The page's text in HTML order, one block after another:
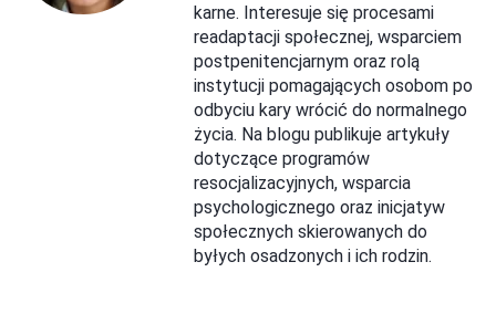
karne. Interesuje się procesami
readaptacji społecznej, wsparciem
postpenitencjarnym oraz rolą
instytucji pomagających osobom po
odbyciu kary wrócić do normalnego
życia. Na blogu publikuje artykuły
dotyczące programów
resocjalizacyjnych, wsparcia
psychologicznego oraz inicjatyw
społecznych skierowanych do
byłych osadzonych i ich rodzin.